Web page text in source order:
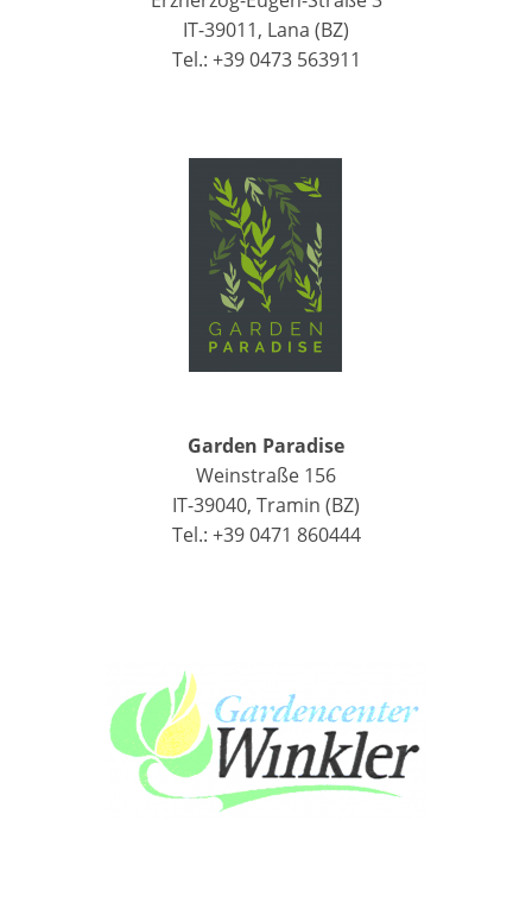
IT-39011, Lana (BZ)
Tel.: +39 0473 563911
Garden Paradise
Weinstraße 156
IT-39040, Tramin (BZ)
Tel.: +39 0471 860444